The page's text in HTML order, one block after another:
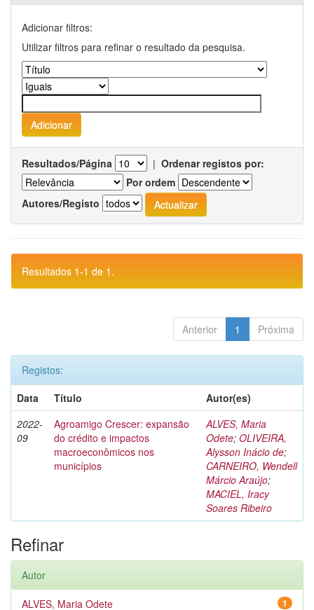
Adicionar filtros:
Utilizar filtros para refinar o resultado da pesquisa.
Resultados/Página | Ordenar registos por:
Por ordem
Autores/Registo
Resultados 1-1 de 1.
Anterior 1 Próxima
Registos:
Data
Título
Autor(es)
2022-
09
Agroamigo Crescer: expansão
do crédito e impactos
macroeconômicos nos
municípios
ALVES, Maria
Odete; OLIVEIRA,
Alysson Inácio de;
CARNEIRO, Wendell
Márcio Araújo;
MACIEL, Iracy
Soares Ribeiro
Refinar
Autor
1
ALVES, Maria Odete